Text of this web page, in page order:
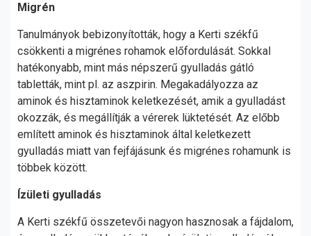
Migrén
Tanulmányok bebizonyították, hogy a Kerti székfű
csökkenti a migrénes rohamok előfordulását. Sokkal
hatékonyabb, mint más népszerű gyulladás gátló
tabletták, mint pl. az aszpirin. Megakadályozza az
aminok és hisztaminok keletkezését, amik a gyulladást
okozzák, és megállítják a vérerek lüktetését. Az előbb
említett aminok és hisztaminok által keletkezett
gyulladás miatt van fejfájásunk és migrénes rohamunk is
többek között.
Ízületi gyulladás
A Kerti székfű összetevői nagyon hasznosak a fájdalom,